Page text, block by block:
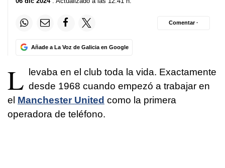
Añade a La Voz de Galicia en Google
Comentar ·
L levaba en el club toda la vida. Exactamente
desde 1968 cuando empezó a trabajar en
el Manchester United como la primera
operadora de teléfono.